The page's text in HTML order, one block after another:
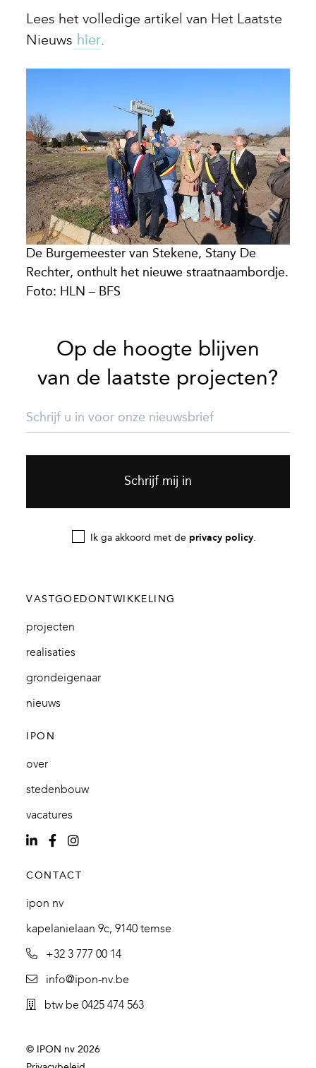
Lees het volledige artikel van Het Laatste
Nieuws hier.
De Burgemeester van Stekene, Stany De
Rechter, onthult het nieuwe straatnaambordje.
Foto: HLN – BFS
Op de hoogte blijven
van de laatste projecten?
Ik ga akkoord met de privacy policy.
VASTGOEDONTWIKKELING
projecten
realisaties
grondeigenaar
nieuws
IPON
over
stedenbouw
vacatures
CONTACT
ipon nv
kapelanielaan 9c, 9140 temse
+32 3 777 00 14
info@ipon-nv.be
btw be 0425 474 563
© IPON nv 2026